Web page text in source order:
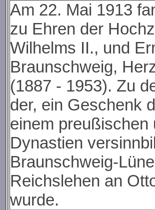
Am 22. Mai 1913
zu Ehren der
Wilhelms II., und
Braunschweig,
(1887 - 1953). Zu
der, ein Geschenk
einem preußischen
Dynastien
Braunschweig-
Reichslehen an
wurde.